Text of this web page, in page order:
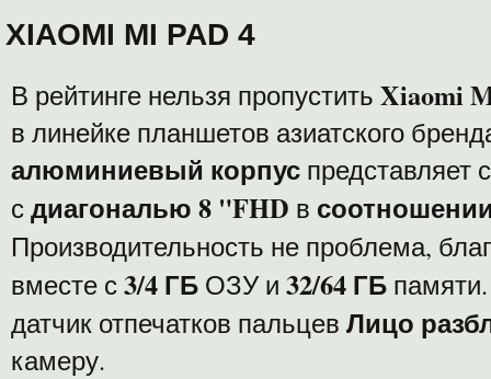
XIAOMI MI PAD 4
В рейтинге нельзя пропустить Xiaomi
в линейке планшетов азиатского
алюминиевый корпус представляет
сдиагональю 8 "FHD в
Производительность не проблема,
вместе с3/4 ГБ ОЗУ и 32/64 ГБ
датчик отпечатков пальцев Лицо
камеру.